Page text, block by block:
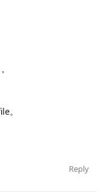
。
Reply